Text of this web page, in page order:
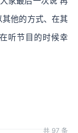
其他的方式、在其
听节目的时候幸
共 97 条